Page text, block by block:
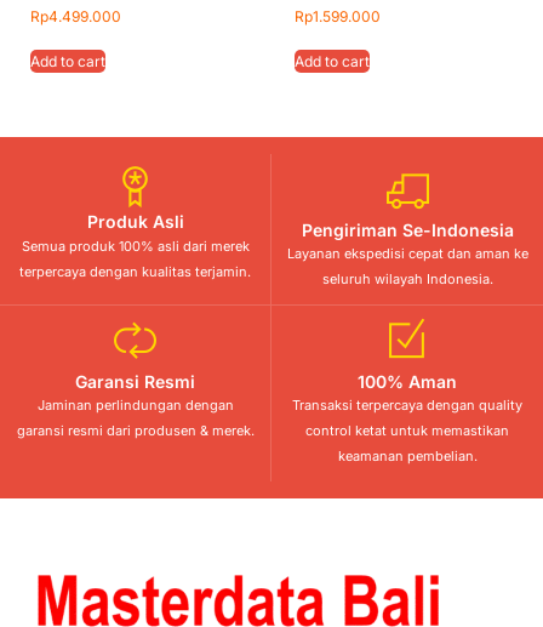
Rp4.499.000
Add to cart
Rp1.599.000
Add to cart
Produk Asli
Semua produk 100% asli dari merek
terpercaya dengan kualitas terjamin.
Pengiriman Se-Indonesia
Layanan ekspedisi cepat dan aman ke
seluruh wilayah Indonesia.
Garansi Resmi
Jaminan perlindungan dengan
garansi resmi dari produsen & merek.
100% Aman
Transaksi terpercaya dengan quality
control ketat untuk memastikan
keamanan pembelian.